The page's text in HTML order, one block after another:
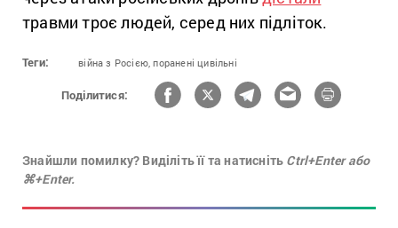
травми троє людей, серед них підліток.
Теги: війна з Росією, поранені цивільні
Поділитися:
Знайшли помилку? Виділіть її та натисніть Ctrl+Enter або
⌘+Enter.